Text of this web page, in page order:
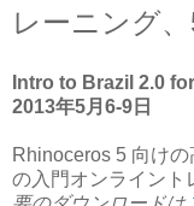
レーニング、
Intro to Brazil 2.0
2013年5月6-9日
Rhinoceros 5 向けの
の入門オンライント